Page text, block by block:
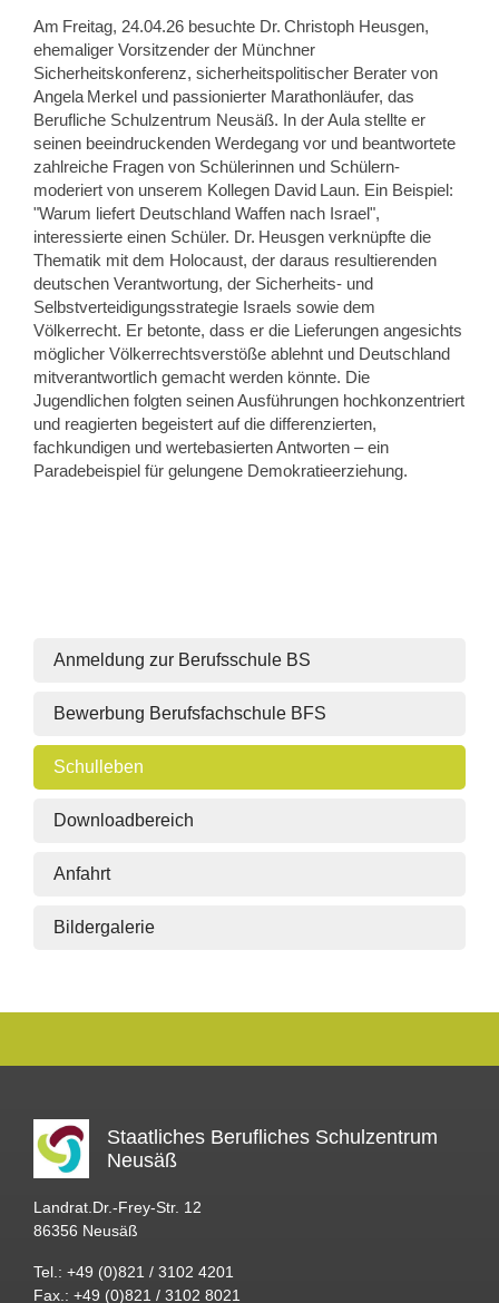
Am Freitag, 24.04.26 besuchte Dr. Christoph Heusgen,
ehemaliger Vorsitzender der Münchner
Sicherheitskonferenz, sicherheitspolitischer Berater von
Angela Merkel und passionierter Marathonläufer, das
Berufliche Schulzentrum Neusäß. In der Aula stellte er
seinen beeindruckenden Werdegang vor und beantwortete
zahlreiche Fragen von Schülerinnen und Schülern-
moderiert von unserem Kollegen David Laun. Ein Beispiel:
"Warum liefert Deutschland Waffen nach Israel",
interessierte einen Schüler. Dr. Heusgen verknüpfte die
Thematik mit dem Holocaust, der daraus resultierenden
deutschen Verantwortung, der Sicherheits‑ und
Selbstverteidigungsstrategie Israels sowie dem
Völkerrecht. Er betonte, dass er die Lieferungen angesichts
möglicher Völkerrechtsverstöße ablehnt und Deutschland
mitverantwortlich gemacht werden könnte. Die
Jugendlichen folgten seinen Ausführungen hochkonzentriert
und reagierten begeistert auf die differenzierten,
fachkundigen und wertebasierten Antworten – ein
Paradebeispiel für gelungene Demokratieerziehung.
Anmeldung zur Berufsschule BS
Bewerbung Berufsfachschule BFS
Schulleben
Downloadbereich
Anfahrt
Bildergalerie
Staatliches Berufliches Schulzentrum
Neusäß
Landrat.Dr.-Frey-Str. 12
86356 Neusäß
Tel.: +49 (0)821 / 3102 4201
Fax.: +49 (0)821 / 3102 8021